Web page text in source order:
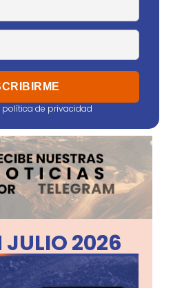
política de privacidad
JULIO 2026